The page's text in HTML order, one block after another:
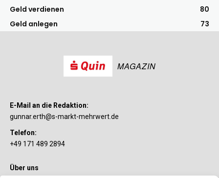
Geld verdienen
80
Geld anlegen
73
MAGAZIN
E-Mail an die Redaktion:
gunnar.erth@s-markt-mehrwert.de
Telefon:
+49 171 489 2894
Über uns